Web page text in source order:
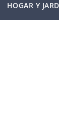
HOGAR Y